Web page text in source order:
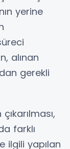
yerine
alınan
gerekli
farklı
ilgili yapılan